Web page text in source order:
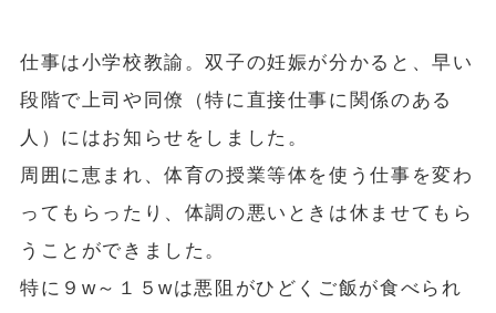
仕事は小学校教諭。双子の妊娠が分かると、早い
段階で上司や同僚（特に直接仕事に関係のある
人）にはお知らせをしました。
周囲に恵まれ、体育の授業等体を使う仕事を変わ
ってもらったり、体調の悪いときは休ませてもら
うことができました。
特に９w～１５wは悪阻がひどくご飯が食べられ